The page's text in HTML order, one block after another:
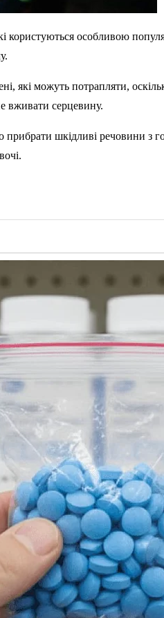
користуються особливою
які можуть потрапляти,
вживати серцевину.
прибрати шкідливі речовини